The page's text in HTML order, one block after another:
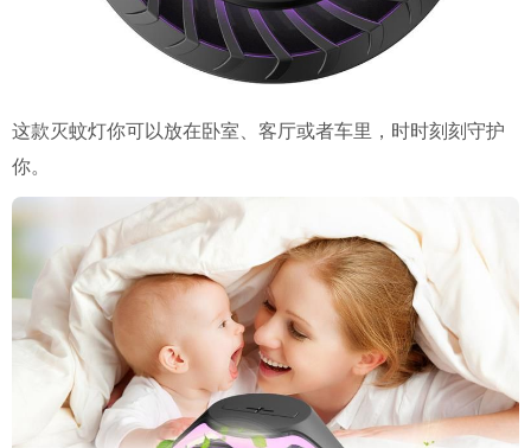
这款灭蚊灯你可以放在卧室、客厅或者车里，时时刻刻守护
你。